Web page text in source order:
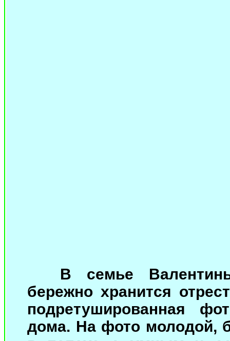
В семье
бережно хранится
подретушированная
дома. На фото молодой,